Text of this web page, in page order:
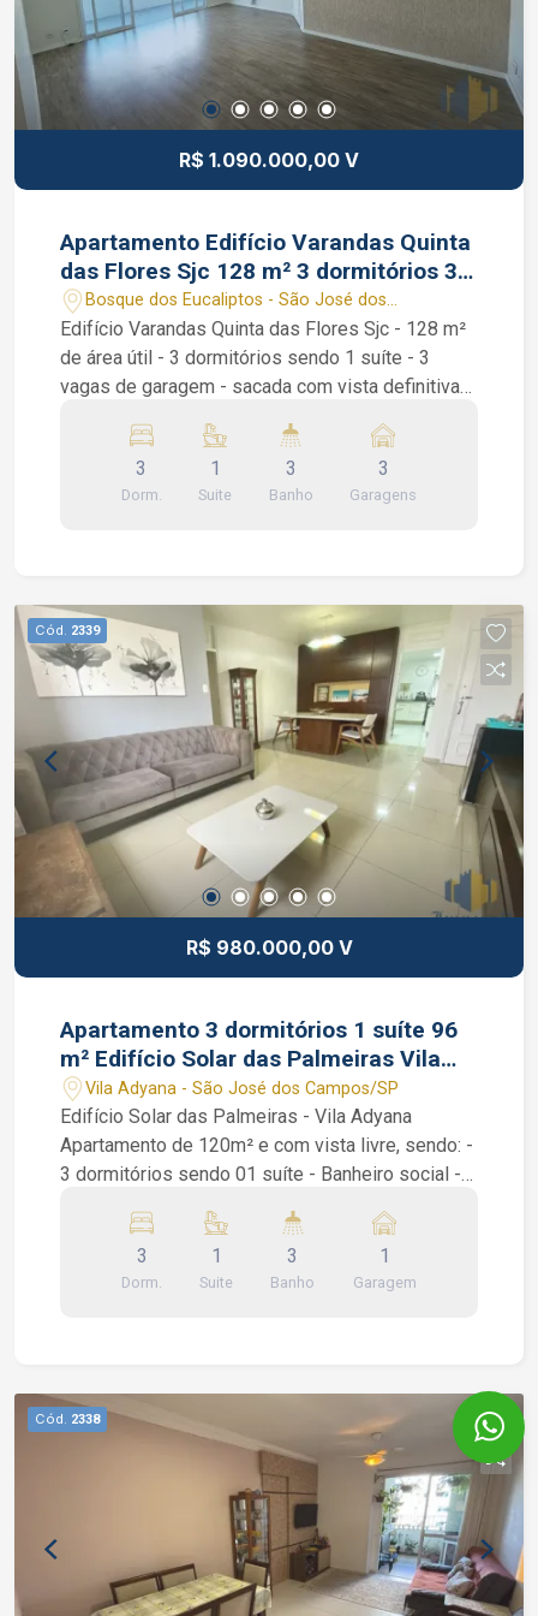
CRECI 320819-F (12) 99131-1231 WhatsApp
R$ 1.090.000,00 V
Apartamento Edifício Varandas Quinta
das Flores Sjc 128 m² 3 dormitórios 3
vagas
Bosque dos Eucaliptos - São José dos
Campos/SP
Edifício Varandas Quinta das Flores Sjc - 128 m²
de área útil - 3 dormitórios sendo 1 suíte - 3
vagas de garagem - sacada com vista definitiva
128 m² Bosque dos Eucaliptos Sjc. São 3
dormitórios sendo 1 suíte, armários planejados
em todos os quartos, lavabo, banheiro social,
de aquecimento à gás instalado e uma cozinha
super espaçosa repleta de armários planejados.
Condomínio com portaria virtual, piscina
climatizada, quadra poliesportiva, academia de
ginástica, parquinho, churrasqueira, salão de
festas e salão de jogos. Interessados falar com
corretor de imóvel Jocimar Lopes de CRECI
135.799 F (12) 98831-9511 WhatsApp e Nextel
(12) 98137-2979 Vivo
3
Dorm.
1
Suite
3
Banho
3
Garagens
Cód. 2339
R$ 980.000,00 V
Apartamento 3 dormitórios 1 suíte 96
m² Edifício Solar das Palmeiras Vila
Adyana SJC SP 1 vaga
Vila Adyana - São José dos Campos/SP
Edifício Solar das Palmeiras - Vila Adyana
Apartamento de 120m² e com vista livre, sendo: -
3 dormitórios sendo 01 suíte - Banheiro social -
armários - Cozinha - Área de serviço - Banheiro
de serviço - 1 vaga de garagem Condomínio: -
Salão de festa - Sala de reuniões - Playground
3
Dorm.
1
Suite
3
Banho
1
Garagem
Cód. 2338